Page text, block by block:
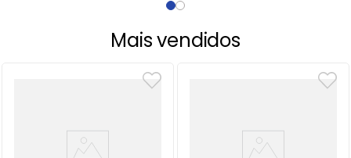
Mais vendidos